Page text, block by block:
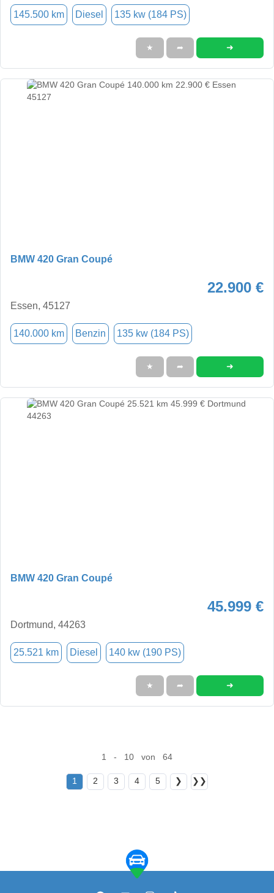
145.500 km Diesel 135 kw (184 PS)
★ ➦ ➜
BMW 420 Gran Coupé
22.900 €
Essen, 45127
140.000 km Benzin 135 kw (184 PS)
★ ➦ ➜
BMW 420 Gran Coupé
45.999 €
Dortmund, 44263
25.521 km Diesel 140 kw (190 PS)
★ ➦ ➜
1 - 10 von 64
1 2 3 4 5 ❯ ❯❯